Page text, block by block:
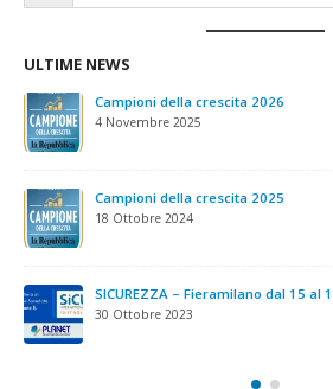
ULTIME NEWS
Campioni della crescita 2026
4 Novembre 2025
Campioni della crescita 2025
18 Ottobre 2024
SICUREZZA – Fieramilano dal 15 al 17
30 Ottobre 2023